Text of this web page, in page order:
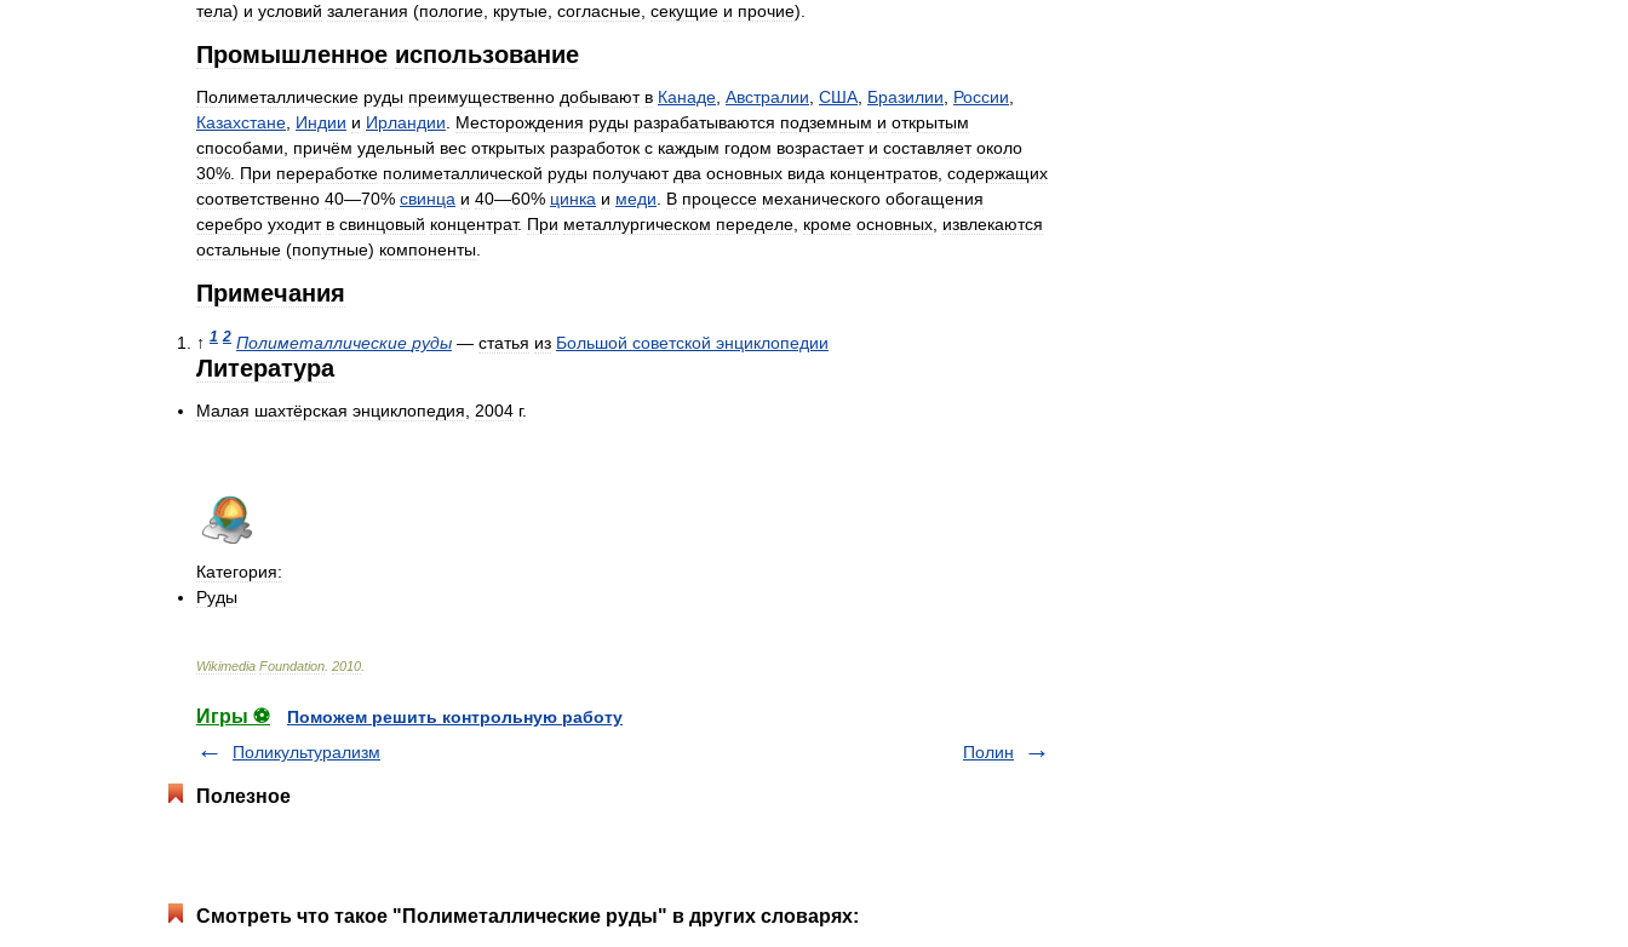
тела) и условий залегания (пологие, крутые, согласные, секущие и прочие).
Промышленное использование
Полиметаллические руды преимущественно добывают в Канаде, Австралии, США, Бразилии, России,
Казахстане, Индии и Ирландии. Месторождения руды разрабатываются подземным и открытым
способами, причём удельный вес открытых разработок с каждым годом возрастает и составляет около
30%. При переработке полиметаллической руды получают два основных вида концентратов, содержащих
соответственно 40—70% свинца и 40—60% цинка и меди. В процессе механического обогащения
серебро уходит в свинцовый концентрат. При металлургическом переделе, кроме основных, извлекаются
остальные (попутные) компоненты.
Примечания
↑ 1 2 Полиметаллические руды — статья из Большой советской энциклопедии
Литература
Малая шахтёрская энциклопедия 2004 г.
Категория:
Руды
Wikimedia Foundation 2010
Игры ⚽
Поможем решить контрольную работу
Поликультурализм
Полин
Полезное
Смотреть что такое "Полиметаллические руды" в других словарях: